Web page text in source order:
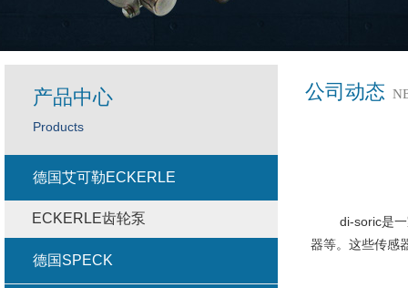
公司动态
di-soric是一家
器等。这些传感
产品中心
Products
德国艾可勒ECKERLE
ECKERLE齿轮泵
德国SPECK